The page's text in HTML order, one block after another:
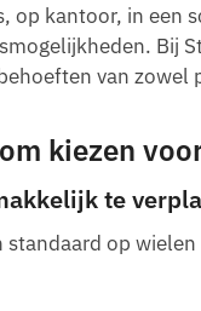
op kantoor, in een
Bij
van
kiezen
te
standaard op